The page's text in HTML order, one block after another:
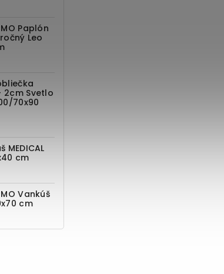
Paplón
Leo
2cm Svetlo
70x90
MEDICAL
cm
Vankúš
cm